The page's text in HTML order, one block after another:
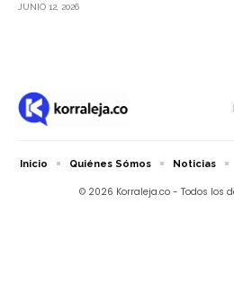
JUNIO 12, 2026
© 2026 Korraleja.co - Todos los
Inicio Quiénes Sómos Noticias